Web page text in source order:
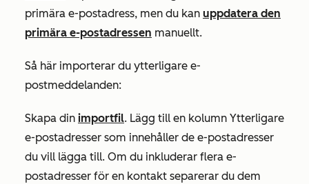
primära e-postadress, men du kan uppdatera den
primära e-postadressen manuellt.
Så här importerar du ytterligare e-
postmeddelanden:
Skapa din importfil. Lägg till en kolumn Ytterligare
e-postadresser som innehåller de e-postadresser
du vill lägga till. Om du inkluderar flera e-
postadresser för en kontakt separerar du dem